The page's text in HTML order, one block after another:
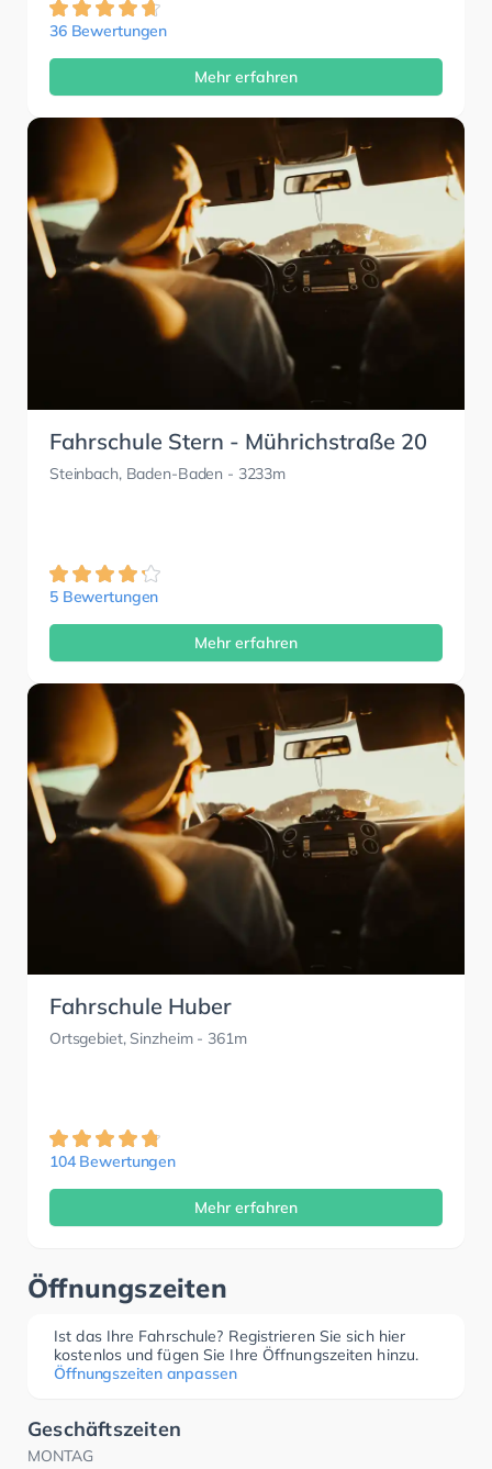
36 Bewertungen
Mehr erfahren
Fahrschule Stern - Mührichstraße 20
Steinbach, Baden-Baden - 3233m
5 Bewertungen
Mehr erfahren
Fahrschule Huber
Ortsgebiet, Sinzheim- 361m
104 Bewertungen
Mehr erfahren
Öffnungszeiten
Ist das Ihre Fahrschule? Registrieren Sie sich hier
kostenlos und fügen Sie Ihre Öffnungszeiten hinzu.
Öffnungszeiten anpassen
Geschäftszeiten
MONTAG